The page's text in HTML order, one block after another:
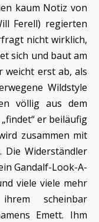
kaum Notiz von
Ferell) regierten
nicht wirklich,
sich und baut am
weicht erst ab, als
Wildstyle
völlig aus dem
er beiläufig
zusammen mit
Die Widerständler
Gandalf-Look-A-
viele viele mehr
scheinbar
Emett. Ihm